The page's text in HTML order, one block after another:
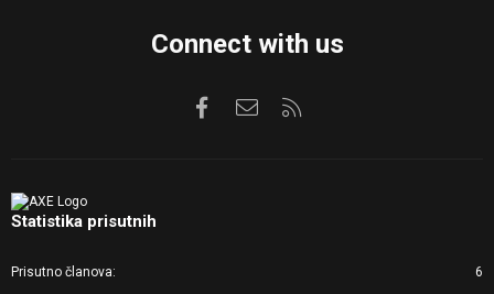
Connect with us
FacebookKontaktirajte nas
Statistika prisutnih
Prisutno članova 6